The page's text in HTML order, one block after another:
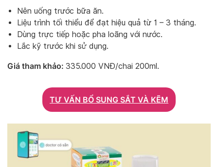
Nên uống trước bữa ăn.
Liệu trình tối thiểu để đạt hiệu quả từ 1 – 3 tháng.
Dùng trực tiếp hoặc pha loãng với nước.
Lắc kỹ trước khi sử dụng.
Giá tham khảo: 335.000 VNĐ/chai 200ml.
TƯ VẤN BỔ SUNG SẮT VÀ KẼM